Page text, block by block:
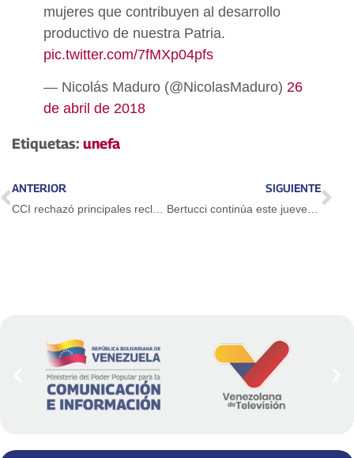
mujeres que contribuyen al desarrollo
productivo de nuestra Patria.
pic.twitter.com/7fMXp04pfs
— Nicolás Maduro (@NicolasMaduro) 26
de abril de 2018
Etiquetas: unefa
ANTERIOR
CCI rechazó principales reclamos de ConocoPhillips contra Pdvsa
SIGUIENTE
Bertucci continúa este jueves su campaña en Vargas